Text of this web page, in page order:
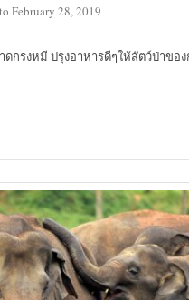
February 28, 2019
ดกรงหมี ปรุงอาหารดีๆให้สัตว์ป่าขอ